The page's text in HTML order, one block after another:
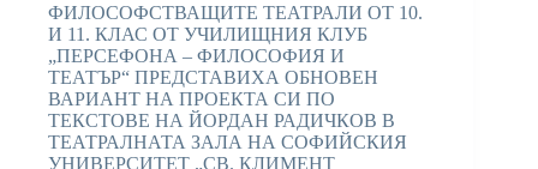
ФИЛОСОФСТВАЩИТЕ ТЕАТРАЛИ ОТ 10.
И 11. КЛАС ОТ УЧИЛИЩНИЯ КЛУБ
„ПЕРСЕФОНА – ФИЛОСОФИЯ И
ТЕАТЪР“ ПРЕДСТАВИХА ОБНОВЕН
ВАРИАНТ НА ПРОЕКТА СИ ПО
ТЕКСТОВЕ НА ЙОРДАН РАДИЧКОВ В
ТЕАТРАЛНАТА ЗАЛА НА СОФИЙСКИЯ
УНИВЕРСИТЕТ „СВ. КЛИМЕНТ